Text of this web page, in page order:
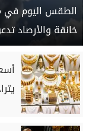
الطقس اليوم في
خانقة والأرصاد